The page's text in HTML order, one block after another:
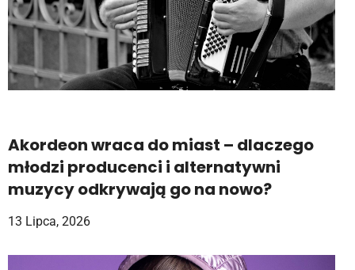
Akordeon wraca do miast – dlaczego
młodzi producenci i alternatywni
muzycy odkrywają go na nowo?
13 Lipca, 2026